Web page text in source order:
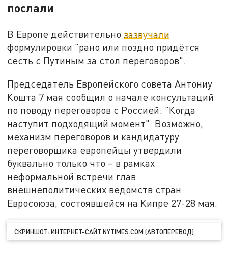
послали
В Европе действительнозазвучали
формулировки "рано или поздно придётся
сесть с Путиным за стол переговоров".
Председатель Европейского совета Антониу
Кошта 7 мая сообщил о начале консультаций
по поводу переговоров с Россией: "Когда
наступит подходящий момент". Возможно,
механизм переговоров и кандидатуру
переговорщика европейцы утвердили
буквально только что – в рамках
неформальной встречи глав
внешнеполитических ведомств стран
Евросоюза, состоявшейся на Кипре 27-28 мая.
СКРИНШОТ: ИНТЕРНЕТ-САЙТ NYTIMES.COM (АВТОПЕРЕВОД)